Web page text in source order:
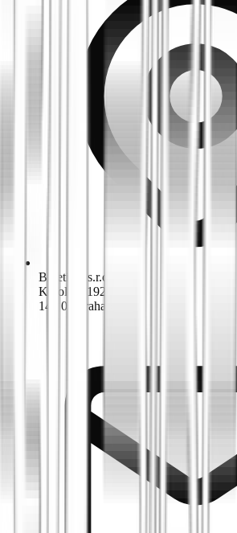
Biketime s.r.o.
K dolům 1924/42
143 00 Praha 4